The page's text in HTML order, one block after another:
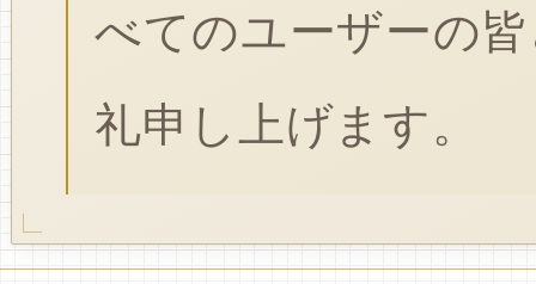
べてのユーザーの
礼申し上げます。